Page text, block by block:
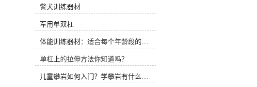
习水中手臂运动。3.水中健身棒水中
浮力健身棒 水中的健身棒不仅可以
为练习者提供浮力，还可以通过浮力
提供抗组训练，增加练习难度，非常
实用。此外，健身棒具有很强的可塑
性，可以增加练习兴趣，摆出各种创
意造型。4.水中健身哑铃浮力哑铃
类似于水中健身棒，水中健身哑铃也
警犬训练器材
军用单双杠
体能训练器材：适合每个年龄段的训练
单杠上的拉伸方法你知道吗？
儿童攀岩如何入门？学攀岩有什么好处？带娃攀岩两年的全面经验分享